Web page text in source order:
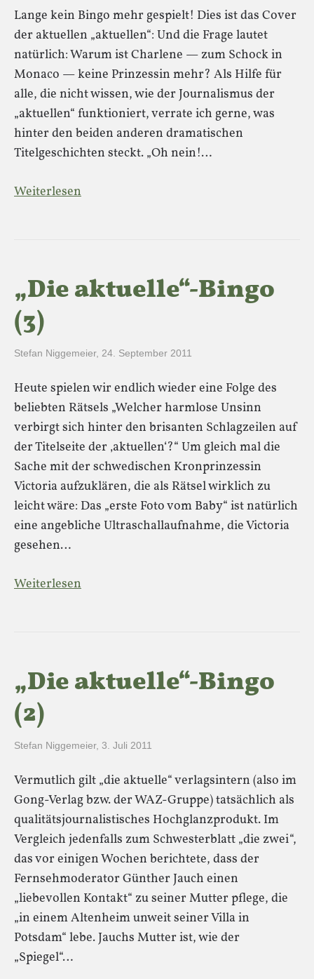
Lange kein Bingo mehr gespielt! Dies ist das Cover
der aktuellen „aktuellen“: Und die Frage lautet
natürlich: Warum ist Charlene — zum Schock in
Monaco — keine Prinzessin mehr? Als Hilfe für
alle, die nicht wissen, wie der Journalismus der
„aktuellen“ funktioniert, verrate ich gerne, was
hinter den beiden anderen dramatischen
Titelgeschichten steckt. „Oh nein!…
Weiterlesen
„Die aktuelle“-Bingo
(3)
Stefan Niggemeier, 24. September 2011
Heute spielen wir endlich wieder eine Folge des
beliebten Rätsels „Welcher harmlose Unsinn
verbirgt sich hinter den brisanten Schlagzeilen auf
der Titelseite der ‚aktuellen‘?“ Um gleich mal die
Sache mit der schwedischen Kronprinzessin
Victoria aufzuklären, die als Rätsel wirklich zu
leicht wäre: Das „erste Foto vom Baby“ ist natürlich
eine angebliche Ultraschallaufnahme, die Victoria
gesehen…
Weiterlesen
„Die aktuelle“-Bingo
(2)
Stefan Niggemeier, 3. Juli 2011
Vermutlich gilt „die aktuelle“ verlagsintern (also im
Gong-Verlag bzw. der WAZ-Gruppe) tatsächlich als
qualitätsjournalistisches Hochglanzprodukt. Im
Vergleich jedenfalls zum Schwesterblatt „die zwei“,
das vor einigen Wochen berichtete, dass der
Fernsehmoderator Günther Jauch einen
„liebevollen Kontakt“ zu seiner Mutter pflege, die
„in einem Altenheim unweit seiner Villa in
Potsdam“ lebe. Jauchs Mutter ist, wie der
„Spiegel“…